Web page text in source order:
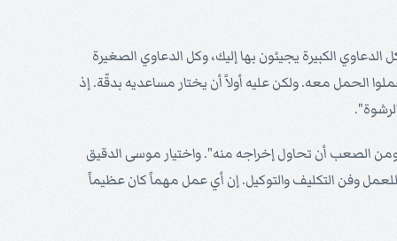
الكبيرة يجيئون بها إليك، وكل الدعاوي الصغيرة
معه. ولكن عليه أولاً أن يختار مساعديه بدقّة. إذ
الصعب أن تحاول إخراجه منه". واختيار موسى الدقيق
وفن التكليف والتوكيل. إن أي عمل مهماً كان عظيماً